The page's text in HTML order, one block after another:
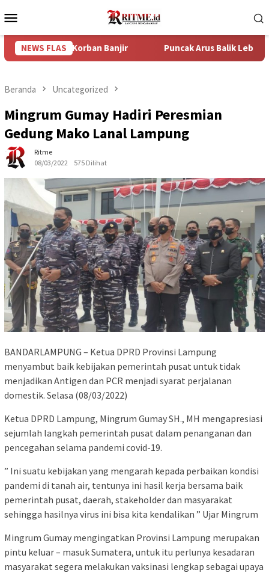
ke
Mobile
NEWS FLAS
Ke Korban Banjir Puncak Arus Balik Lebaran 2024
Beranda Uncategorized
Mingrum Gumay Hadiri Peresmian
Gedung Mako Lanal Lampung
Ritme
08/03/2022
575 Dilihat
BANDARLAMPUNG – Ketua DPRD Provinsi Lampung
menyambut baik kebijakan pemerintah pusat untuk tidak
menjadikan Antigen dan PCR menjadi syarat perjalanan
domestik. Selasa (08/03/2022)
Ketua DPRD Lampung, Mingrum Gumay SH., MH mengapresiasi
sejumlah langkah pemerintah pusat dalam penanganan dan
pencegahan selama pandemi covid-19.
” Ini suatu kebijakan yang mengarah kepada perbaikan kondisi
pandemi di tanah air, tentunya ini hasil kerja bersama baik
pemerintah pusat, daerah, stakeholder dan masyarakat
sehingga hasilnya virus ini bisa kita kendalikan ” Ujar Mingrum
Mingrum Gumay mengingatkan Provinsi Lampung merupakan
pintu keluar – masuk Sumatera, untuk itu perlunya kesadaran
masyarakat segera melakukan vaksinasi lengkap sebagai upaya